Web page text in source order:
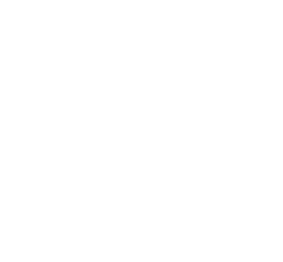
Sea Salt бежевые